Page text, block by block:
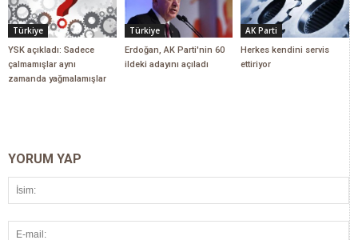
Türkiye
YSK açıkladı: Sadece
çalmamışlar aynı
zamanda yağmalamışlar
Türkiye
Erdoğan, AK Parti'nin 60
ildeki adayını açıladı
AK Parti
Herkes kendini servis
ettiriyor
YORUM YAP